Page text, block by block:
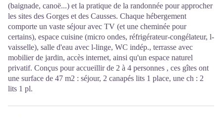
(baignade, canoë...) et la pratique de la randonnée pour approcher
les sites des Gorges et des Causses. Chaque hébergement
comporte un vaste séjour avec TV (et une cheminée pour
certains), espace cuisine (micro ondes, réfrigérateur-congélateur, l-
vaisselle), salle d'eau avec l-linge, WC indép., terrasse avec
mobilier de jardin, accès internet, ainsi qu'un espace naturel
privatif. Conçus pour accueillir de 2 à 4 personnes , ces gîtes ont
une surface de 47 m2 : séjour, 2 canapés lits 1 place, une ch : 2
lits 1 pl.